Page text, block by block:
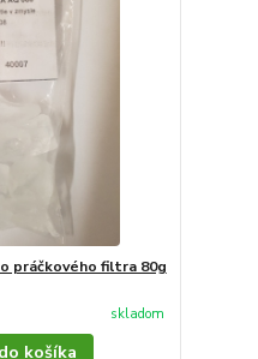
práčkového filtra 80g
skladom
košíka